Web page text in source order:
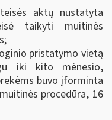
aktų nustatyta
taikyti muitinės
pristatymo vietą
iki kito mėnesio,
buvo įforminta
procedūra, 16